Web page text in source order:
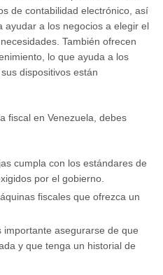
de contabilidad electrónico, así
ayudar a los negocios a elegir el
También ofrecen
lo que ayuda a los
dispositivos están
fiscal en Venezuela, debes
cumpla con los estándares de
por el gobierno.
fiscales que ofrezca un
asegurarse de que
y que tenga un historial de